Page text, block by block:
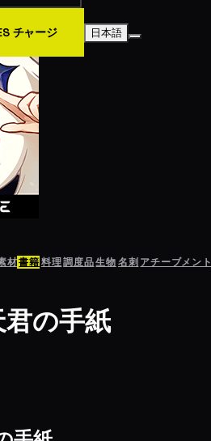
チャージ 日本語
材書籍料理調度品生物名刺 アチーブメント
の手紙